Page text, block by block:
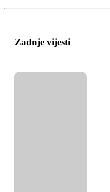
Zadnje vijesti